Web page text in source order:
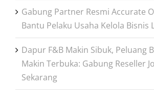
Gabung Partner Resmi Accurate
Bantu Pelaku Usaha Kelola Bisnis
Dapur F&B Makin Sibuk, Peluang
Makin Terbuka: Gabung Reseller
Sekarang